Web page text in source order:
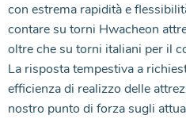
con estrema rapidità e
contare su torni Hwacheon
oltre che su torni italiani per il
La risposta tempestiva a
efficienza di realizzo delle
nostro punto di forza sugli